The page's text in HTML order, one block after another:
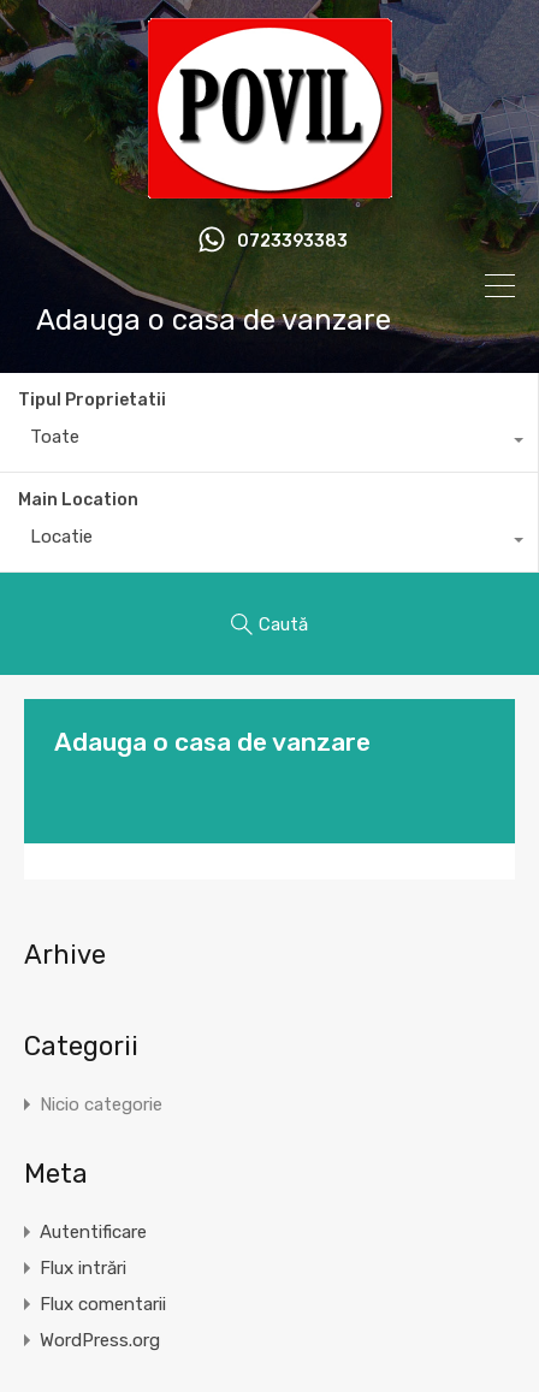
0723393383
Adauga o casa de vanzare
Tipul Proprietatii
Toate
Main Location
Locatie
Caută
Adauga o casa de vanzare
Arhive
Categorii
Nicio categorie
Meta
Autentificare
Flux intrări
Flux comentarii
WordPress.org